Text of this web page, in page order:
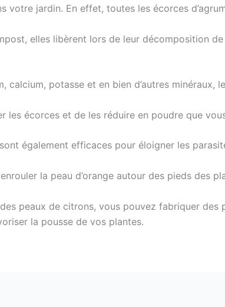
votre jardin. En effet, toutes les écorces
elles libèrent lors de leur décomposition
calcium, potasse et en bien d’autres minéraux,
les écorces et de les réduire en poudre que
également efficaces pour éloigner les
la peau d’orange autour des pieds des
peaux de citrons, vous pouvez fabriquer des
la pousse de vos plantes.